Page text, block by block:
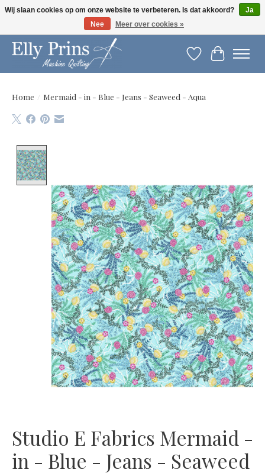
Let op: gewijzigde openingstijden!
Verlanglijst
Home / Mermaid - in - Blue - Jeans - Seaweed - Aqua
Studio E Fabrics Mermaid -
in - Blue - Jeans - Seaweed
Wij slaan cookies op om onze website te verbeteren. Is dat akkoord?
Ja
Nee
Meer over cookies »